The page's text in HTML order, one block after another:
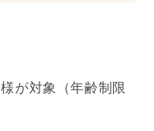
が対象（年齢制限